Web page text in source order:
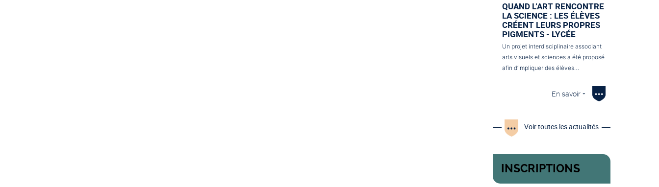
QUAND L’ART RENCONTRE
LA SCIENCE : LES ÉLÈVES
CRÉENT LEURS PROPRES
PIGMENTS - LYCÉE
Un projet interdisciplinaire associant
arts visuels et sciences a été proposé
afin d’impliquer des élèves…
En savoir +
Voir toutes les actualités
INSCRIPTIONS